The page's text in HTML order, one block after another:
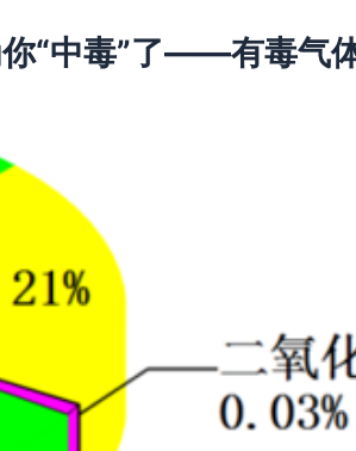
“中毒”了——有毒气